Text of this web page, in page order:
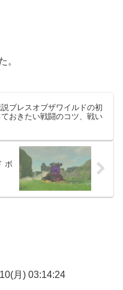
。
ブレスオブザワイルドの初
おきたい戦闘のコツ、戦い
ボ
月) 03:14:24